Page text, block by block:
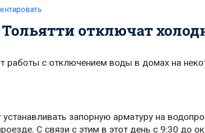
отключат
работы с отключением воды в домах на
запорную арматуру на
С связи с этим в этот день с 9:30 до